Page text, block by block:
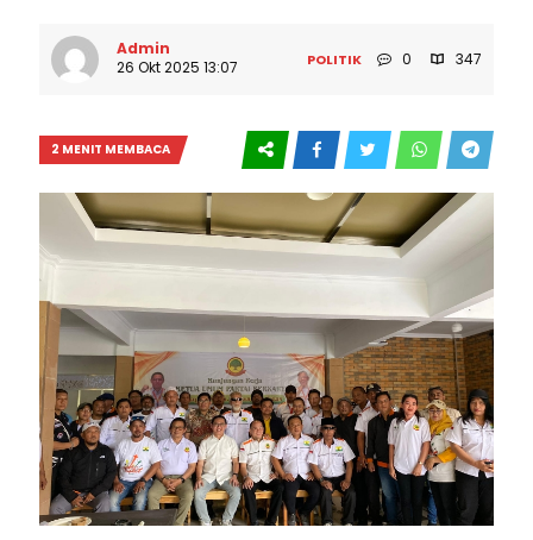
Admin
26 Okt 2025 13:07
POLITIK 0 347
2 MENIT MEMBACA